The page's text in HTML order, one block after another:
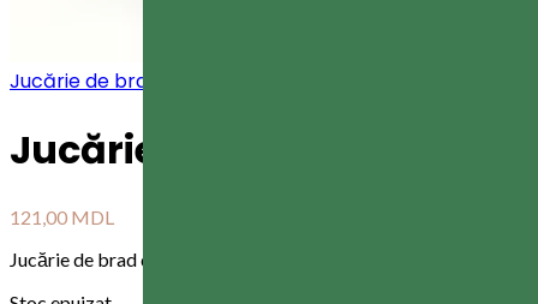
Jucărie de brad, 10 cm
Jucărie de brad, 10 cm
121,00 MDL
Jucărie de brad din sticla 10 cm, culoarea-albastru deschis cu